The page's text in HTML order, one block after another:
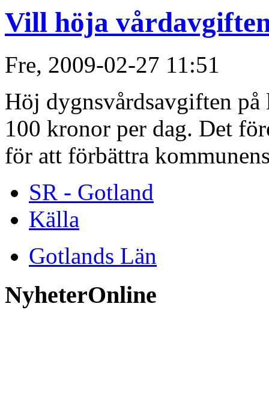
Vill höja
Fre, 2009-02-27 11:51
Höj dygnsvårdsavgiften
100 kronor per dag. Det
för att förbättra
SR - Gotland
Källa
Gotlands Län
NyheterOnline